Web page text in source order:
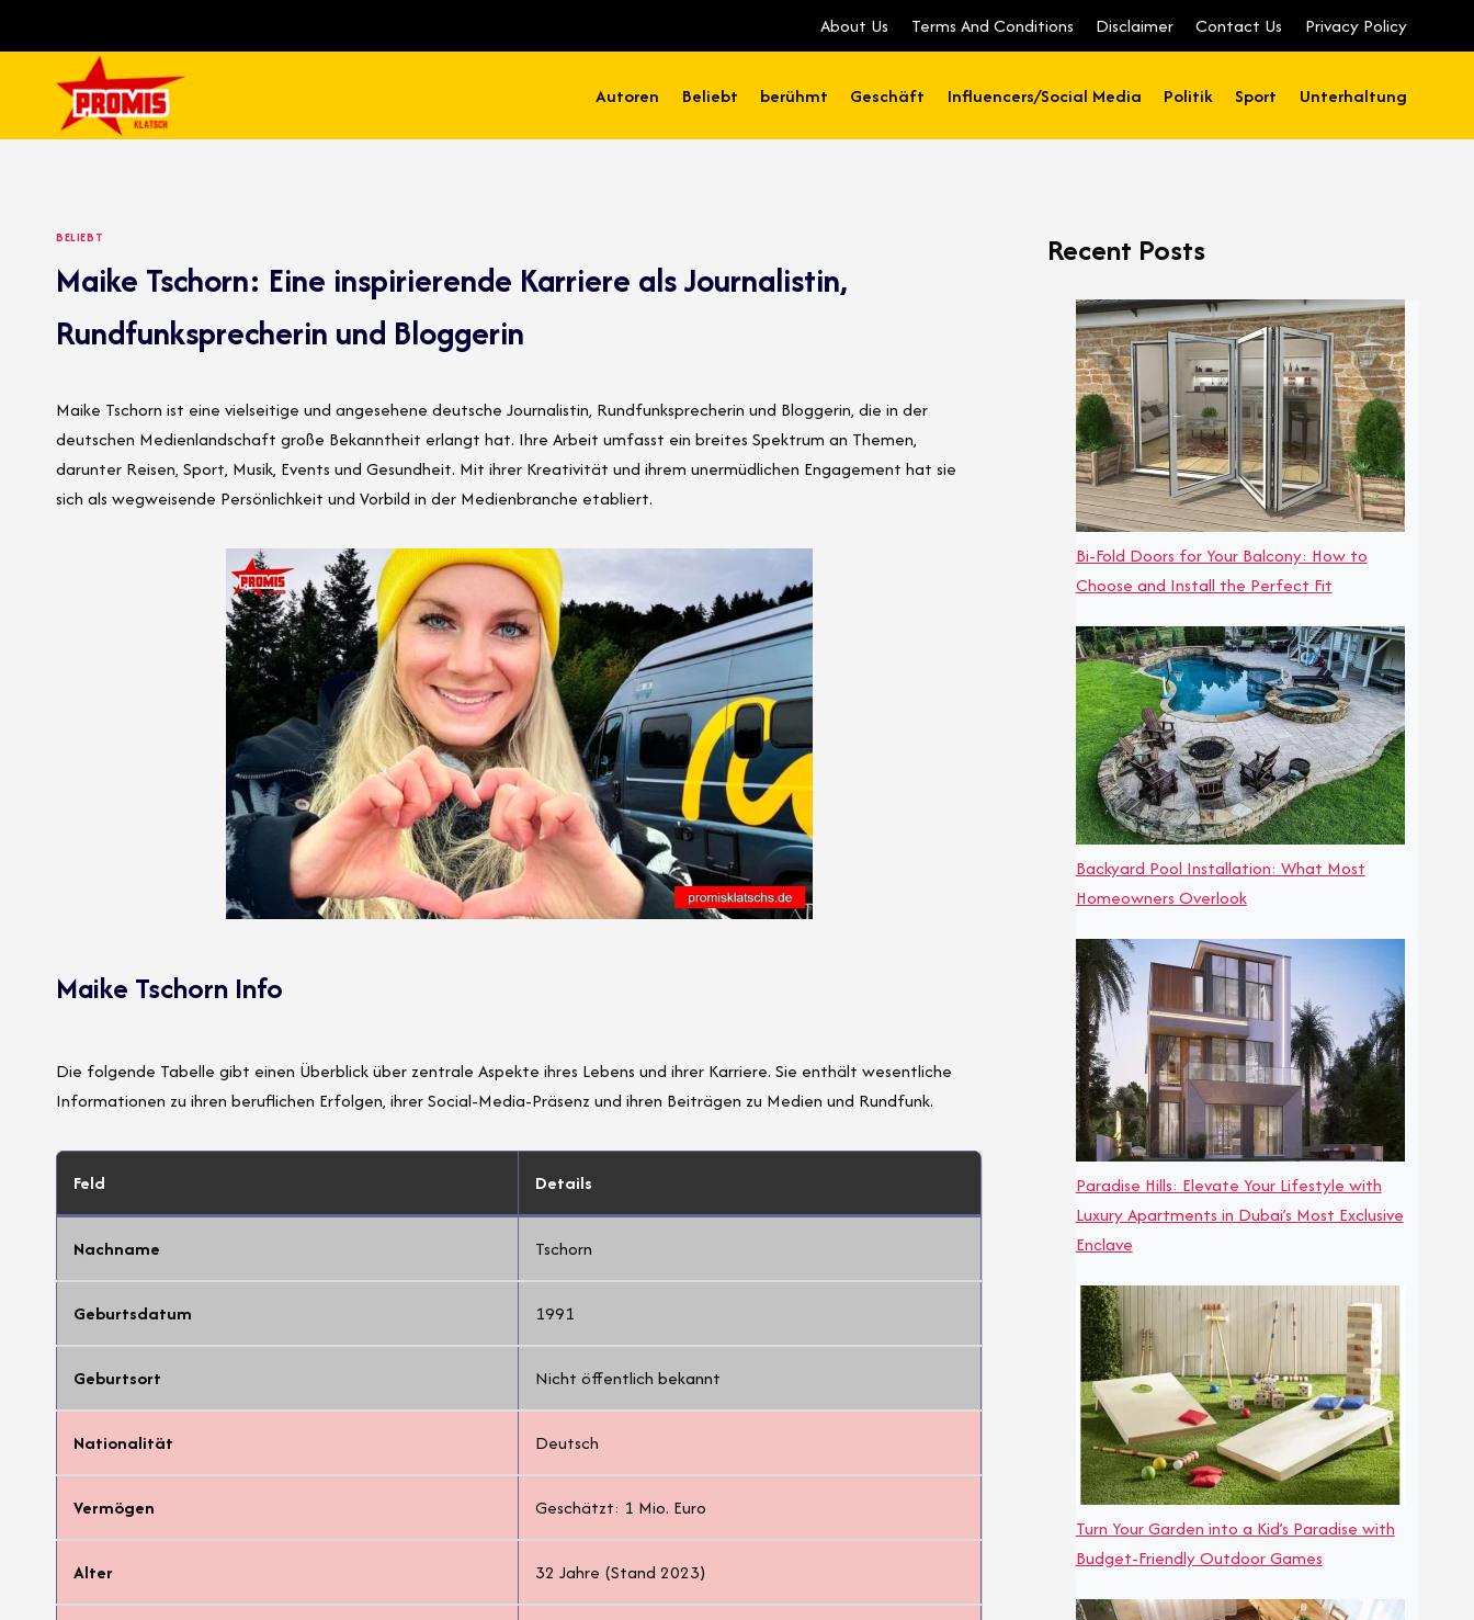
About Us Terms And Conditions Disclaimer Contact Us Privacy Policy
Autoren Beliebt berühmt Geschäft Influencers/Social Media Politik Sport Unterhaltung
BELIEBT
Maike Tschorn: Eine inspirierende Karriere als Journalistin,
Rundfunksprecherin und Bloggerin
Maike Tschorn ist eine vielseitige und angesehene deutsche Journalistin, Rundfunksprecherin und Bloggerin, die in der
deutschen Medienlandschaft große Bekanntheit erlangt hat. Ihre Arbeit umfasst ein breites Spektrum an Themen,
darunter Reisen, Sport, Musik, Events und Gesundheit. Mit ihrer Kreativität und ihrem unermüdlichen Engagement hat sie
sich als wegweisende Persönlichkeit und Vorbild in der Medienbranche etabliert.
Maike Tschorn Info
Die folgende Tabelle gibt einen Überblick über zentrale Aspekte ihres Lebens und ihrer Karriere. Sie enthält wesentliche
Informationen zu ihren beruflichen Erfolgen, ihrer Social-Media-Präsenz und ihren Beiträgen zu Medien und Rundfunk.
Feld Details
Nachname Tschorn
Geburtsdatum 1991
Geburtsort Nicht öffentlich bekannt
Nationalität Deutsch
Vermögen Geschätzt: 1 Mio. Euro
Alter 32 Jahre (Stand 2023)
Recent Posts
Bi-Fold Doors for Your Balcony: How to
Choose and Install the Perfect Fit
Backyard Pool Installation: What Most
Homeowners Overlook
Paradise Hills: Elevate Your Lifestyle with
Luxury Apartments in Dubai’s Most Exclusive
Enclave
Turn Your Garden into a Kid’s Paradise with
Budget-Friendly Outdoor Games